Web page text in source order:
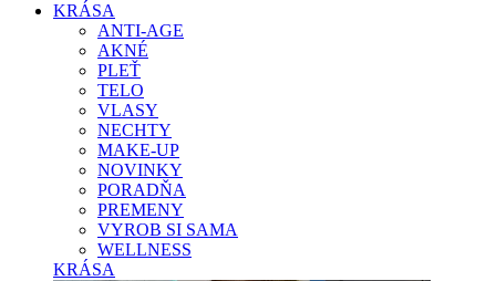
KRÁSA
ANTI-AGE
AKNÉ
PLEŤ
TELO
VLASY
NECHTY
MAKE-UP
NOVINKY
PORADŇA
PREMENY
VYROB SI SAMA
WELLNESS
KRÁSA